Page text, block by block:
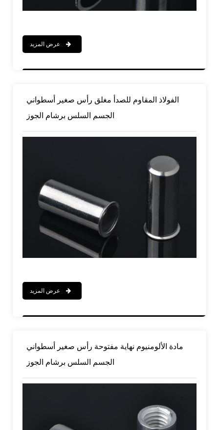
الفولاذ المقاوم للصدأ مغلق رأس صغير أسطواني
الجسم السلس برشام الجوز
مادة الألومنيوم نهاية مفتوحة رأس صغير أسطواني
الجسم السلس برشام الجوز